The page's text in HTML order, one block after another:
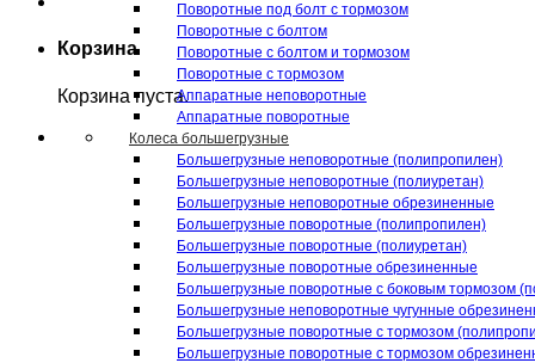
Корзина
Корзина пуста.
Поворотные под болт с тормозом
Поворотные с болтом
Поворотные с болтом и тормозом
Поворотные с тормозом
Аппаратные неповоротные
Аппаратные поворотные
Колеса большегрузные
Большегрузные неповоротные (полипропилен)
Большегрузные неповоротные (полиуретан)
Большегрузные неповоротные обрезиненные
Большегрузные поворотные (полипропилен)
Большегрузные поворотные (полиуретан)
Большегрузные поворотные обрезиненные
Большегрузные поворотные с боковым тормозом
Большегрузные неповоротные чугунные
Большегрузные поворотные с тормозом
Большегрузные поворотные с тормозом